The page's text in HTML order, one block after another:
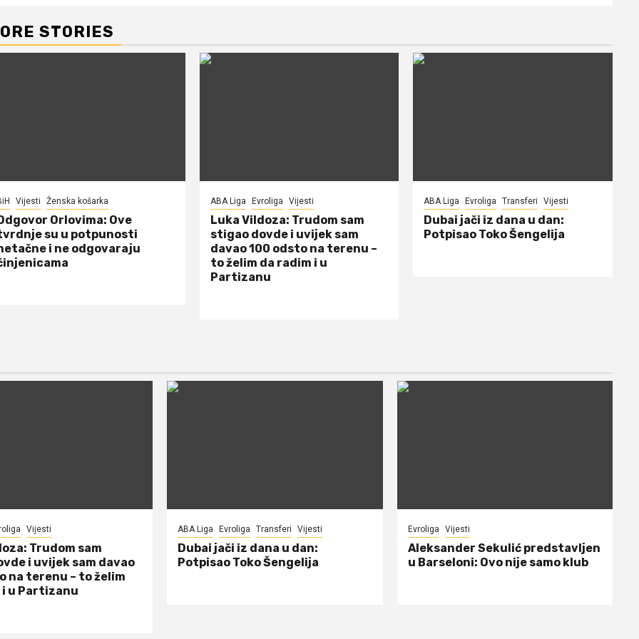
STORIES
Vijesti Ženska košarka
Orlovima: ​Ove
su u potpunosti
i ne odgovaraju
ABA Liga Evroliga Vijesti
Luka Vildoza: Trudom sam
stigao dovde i uvijek sam
davao 100 odsto na terenu –
to želim da radim i u
Partizanu
ABA Liga Evroliga Transferi Vijesti
Dubai jači iz dana u dan:
Potpisao Toko Šengelija
Vijesti
Trudom sam
i uvijek sam davao
na terenu – to želim
u Partizanu
ABA Liga Evroliga Transferi Vijesti
Dubai jači iz dana u dan:
Potpisao Toko Šengelija
Evroliga Vijesti
Aleksander Sekulić predstavljen
u Barseloni: Ovo nije samo klub